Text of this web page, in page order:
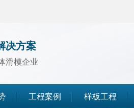
决方案
滑模企业
工程案例 样板工程